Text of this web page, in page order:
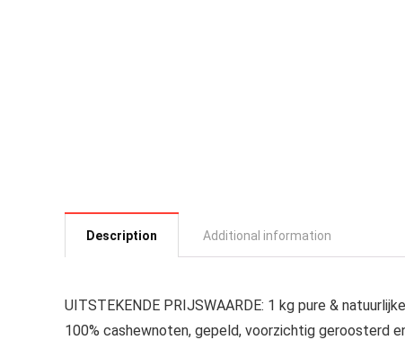
Description Additional information
UITSTEKENDE PRIJSWAARDE: 1 kg pure &
100% cashewnoten, gepeld, voorzichtig geroosterd